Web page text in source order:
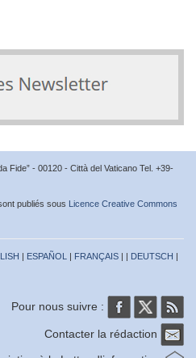
Fide” - 00120 - Città del Vaticano Tel. +39-
publiés sous Licence Creative Commons
| ESPAÑOL | FRANÇAIS | | DEUTSCH |
Pour nous suivre :
Contacter la rédaction